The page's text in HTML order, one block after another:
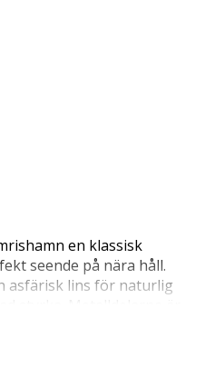
en klassisk
seende på nära håll.
asfärisk lins för naturlig
styrka. Metalldelarna är
seende på nära håll